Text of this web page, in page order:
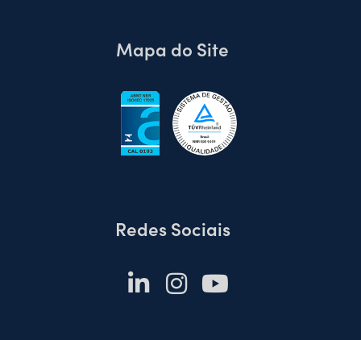
Mapa do Site
Redes Sociais